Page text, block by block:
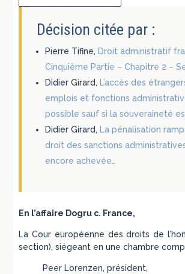
Décision citée par :
Pierre Tifine, Droit administratif
Cinquième Partie – Chapitre 2 –
Didier Girard, L’accès des
emplois et fonctions
possible sauf si la souveraineté
Didier Girard, La pénalisation
droit des sanctions administratives
encore achevée…
En l’affaire Dogru c. France,
La Cour européenne des droits de
section), siégeant en une chambre
Peer Lorenzen, président,